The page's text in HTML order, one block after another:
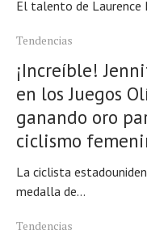
El talento de Laurence
Tendencias
¡Increíble!
en los Juegos
ganando oro
ciclismo
La ciclista
medalla de...
Tendencias
Noticias
Revisión de productos
Consejo
Artículos
El equipo